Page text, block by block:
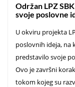
Održan LPZ
svoje poslovne
U okviru projekta
poslovnih ideja, na
predstavilo svoje
Ovo je završni
tokom kojeg su